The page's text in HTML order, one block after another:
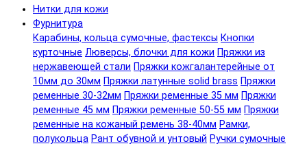
Нитки для кожи
Фурнитура
Карабины, кольца сумочные, фастексы Кнопки
курточные Люверсы, блочки для кожи Пряжки из
нержавеющей стали Пряжки кожгалантерейные от
10мм до 30мм Пряжки латунные solid brass Пряжки
ременные 30-32мм Пряжки ременные 35 мм Пряжки
ременные 45 мм Пряжки ременные 50-55 мм Пряжки
ременные на кожаный ремень 38-40мм Рамки,
полукольца Рант обувной и унтовый Ручки сумочные